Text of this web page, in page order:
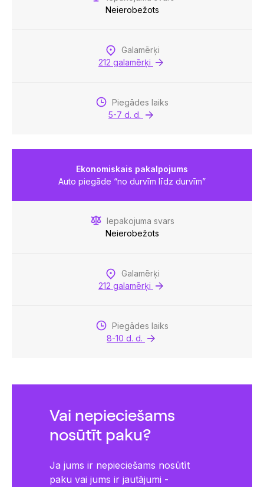
Neierobežots
Galamērķi
212 galamērķi
Piegādes laiks
5-7 d. d.
Ekonomiskais pakalpojums
Auto piegāde “no durvīm līdz durvīm”
Iepakojuma svars
Neierobežots
Galamērķi
212 galamērķi
Piegādes laiks
8-10 d. d.
Vai nepieciešams
nosūtīt paku?
Ja jums ir nepieciešams nosūtīt
paku vai jums ir jautājumi -